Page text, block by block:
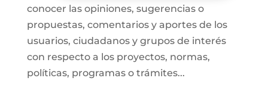
conocer las opiniones, sugerencias o
propuestas, comentarios y aportes de los
usuarios, ciudadanos y grupos de interés
con respecto a los proyectos, normas,
políticas, programas o trámites...